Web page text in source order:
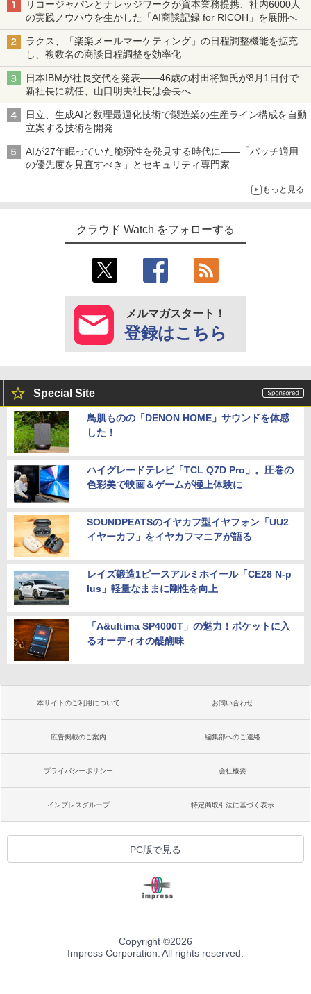
リコージャパンとナレッジワークが資本業務提携、社内6000人
の実践ノウハウを生かした「AI商談記録 for RICOH」を展開へ
ラクス、「楽楽メールマーケティング」の日程調整機能を拡充
し、複数名の商談日程調整を効率化
日本IBMが社長交代を発表――46歳の村田将輝氏が8月1日付で
新社長に就任、山口明夫社長は会長へ
日立、生成AIと数理最適化技術で製造業の生産ライン構成を自動
立案する技術を開発
AIが27年眠っていた脆弱性を発見する時代に――「パッチ適用
の優先度を見直すべき」とセキュリティ専門家
もっと見る
クラウド Watch をフォローする
メルマガスタート！
登録はこちら
Special Site
鳥肌ものの「DENON HOME」サウンドを体感
した！
ハイグレードテレビ「TCL Q7D Pro」。圧巻の
色彩美で映画＆ゲームが極上体験に
SOUNDPEATSのイヤカフ型イヤフォン「UU2
イヤーカフ」をイヤカフマニアが語る
レイズ鍛造1ピースアルミホイール「CE28 N-p
lus」軽量なままに剛性を向上
「A&ultima SP4000T」の魅力！ポケットに入
るオーディオの醍醐味
本サイトのご利用について お問い合わせ
広告掲載のご案内 編集部へのご連絡
プライバシーポリシー 会社概要
インプレスグループ 特定商取引法に基づく表示
PC版で見る
Copyright ©2026
Impress Corporation. All rights reserved.